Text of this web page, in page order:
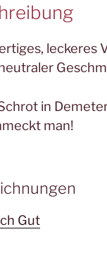
leckeres
in
man!
Gut